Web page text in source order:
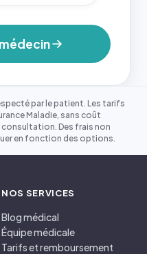
par le patient. Les tarifs
Maladie, sans coût
consultation. Des frais non
en fonction des options.
NOS SERVICES
Blog médical
Équipe médicale
Tarifs et remboursement